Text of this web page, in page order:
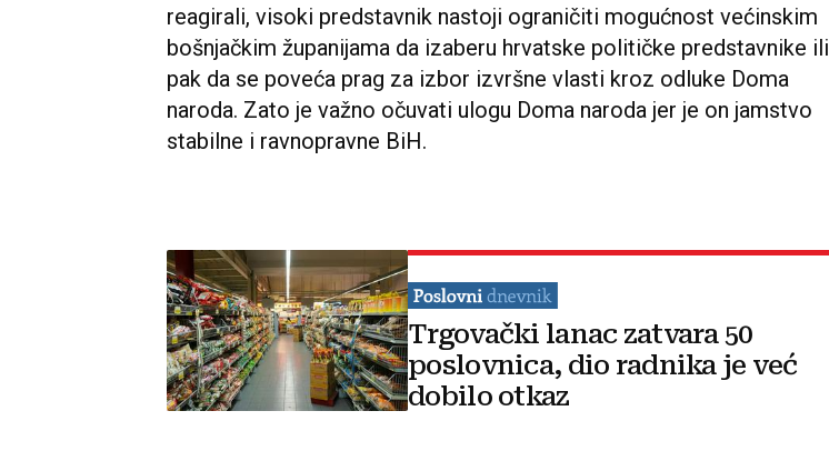
reagirali, visoki predstavnik nastoji ograničiti mogućnost većinskim
bošnjačkim županijama da izaberu hrvatske političke predstavnike ili
pak da se poveća prag za izbor izvršne vlasti kroz odluke Doma
naroda. Zato je važno očuvati ulogu Doma naroda jer je on jamstvo
stabilne i ravnopravne BiH.
Trgovački lanac zatvara 50
poslovnica, dio radnika je već
dobilo otkaz